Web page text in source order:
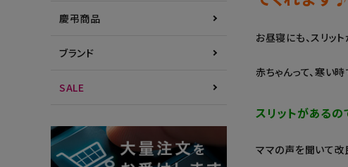
慶弔商品
ブランド
SALE
お昼寝にも、スリッ
赤ちゃんって、寒い
スリットがあるの
ママの声を聞いて改